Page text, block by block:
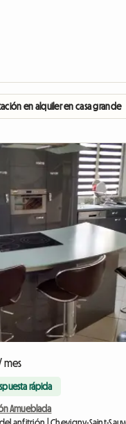
en alquiler en casa grande
mes
rápida
Amueblada